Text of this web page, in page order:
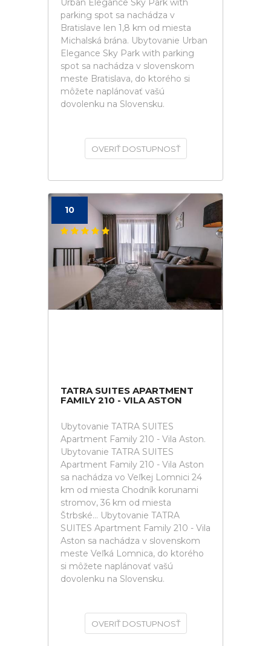
Urban Elegance Sky Park with
parking spot sa nachádza v
Bratislave len 1,8 km od miesta
Michalská brána. Ubytovanie Urban
Elegance Sky Park with parking
spot sa nachádza v slovenskom
meste Bratislava, do ktorého si
môžete naplánovať vašú
dovolenku na Slovensku.
OVERIŤ DOSTUPNOSŤ
10
TATRA SUITES APARTMENT
FAMILY 210 - VILA ASTON
Ubytovanie TATRA SUITES
Apartment Family 210 - Vila Aston.
Ubytovanie TATRA SUITES
Apartment Family 210 - Vila Aston
sa nachádza vo Veľkej Lomnici 24
km od miesta Chodník korunami
stromov, 36 km od miesta
Štrbské... Ubytovanie TATRA
SUITES Apartment Family 210 - Vila
Aston sa nachádza v slovenskom
meste Veľká Lomnica, do ktorého
si môžete naplánovať vašú
dovolenku na Slovensku.
OVERIŤ DOSTUPNOSŤ